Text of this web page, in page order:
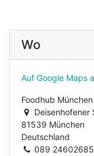
Wo
Auf Google Maps
Foodhub
Deisenhofener
81539 München
Deutschland
089